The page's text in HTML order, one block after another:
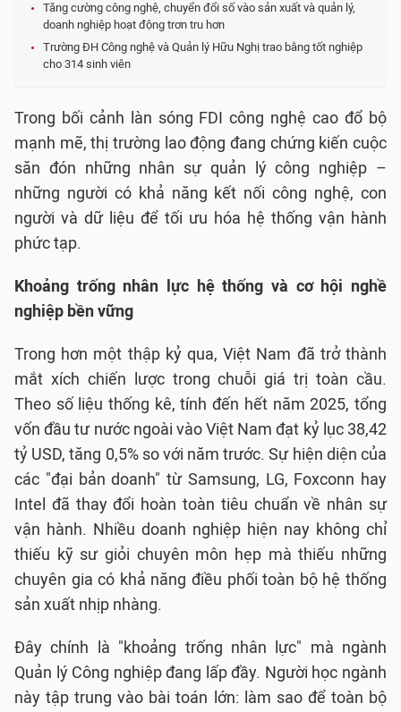
Tăng cường công nghệ, chuyển đổi số vào sản xuất và quản lý,
doanh nghiệp hoạt động trơn tru hơn
Trường ĐH Công nghệ và Quản lý Hữu Nghị trao bằng tốt nghiệp
cho 314 sinh viên
Trong bối cảnh làn sóng FDI công nghệ cao đổ bộ
mạnh mẽ, thị trường lao động đang chứng kiến cuộc
săn đón những nhân sự quản lý công nghiệp –
những người có khả năng kết nối công nghệ, con
người và dữ liệu để tối ưu hóa hệ thống vận hành
phức tạp.
Khoảng trống nhân lực hệ thống và cơ hội nghề
nghiệp bền vững
Trong hơn một thập kỷ qua, Việt Nam đã trở thành
mắt xích chiến lược trong chuỗi giá trị toàn cầu.
Theo số liệu thống kê, tính đến hết năm 2025, tổng
vốn đầu tư nước ngoài vào Việt Nam đạt kỷ lục 38,42
tỷ USD, tăng 0,5% so với năm trước. Sự hiện diện của
các "đại bản doanh" từ Samsung, LG, Foxconn hay
Intel đã thay đổi hoàn toàn tiêu chuẩn về nhân sự
vận hành. Nhiều doanh nghiệp hiện nay không chỉ
thiếu kỹ sư giỏi chuyên môn hẹp mà thiếu những
chuyên gia có khả năng điều phối toàn bộ hệ thống
sản xuất nhịp nhàng.
Đây chính là "khoảng trống nhân lực" mà ngành
Quản lý Công nghiệp đang lấp đầy. Người học ngành
này tập trung vào bài toán lớn: làm sao để toàn bộ